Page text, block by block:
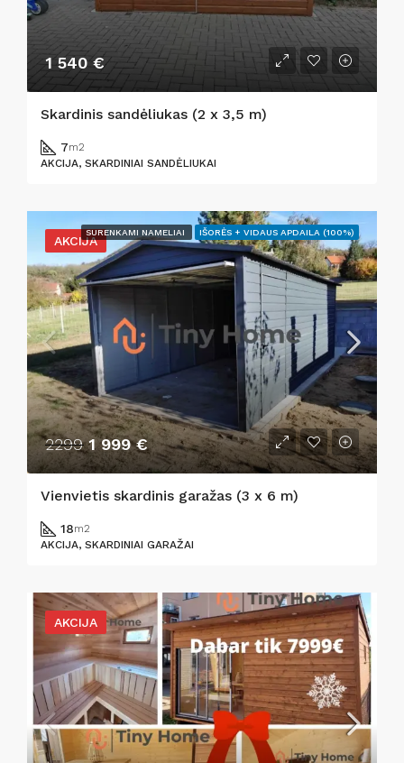
1 540 €
Skardinis sandėliukas (2 x 3,5 m)
7m2
AKCIJA, SKARDINIAI SANDĖLIUKAI
AKCIJA
SURENKAMI NAMELIAI IŠORĖS + VIDAUS APDAILA (100%)
22991 999 €
Vienvietis skardinis garažas (3 x 6 m)
18m2
AKCIJA, SKARDINIAI GARAŽAI
AKCIJA